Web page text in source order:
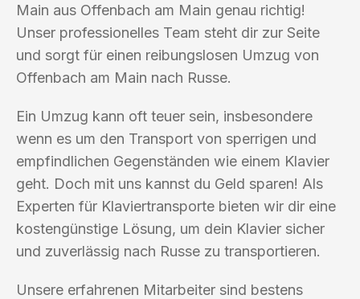
Main aus Offenbach am Main genau richtig!
Unser professionelles Team steht dir zur Seite
und sorgt für einen reibungslosen Umzug von
Offenbach am Main nach Russe.
Ein Umzug kann oft teuer sein, insbesondere
wenn es um den Transport von sperrigen und
empfindlichen Gegenständen wie einem Klavier
geht. Doch mit uns kannst du Geld sparen! Als
Experten für Klaviertransporte bieten wir dir eine
kostengünstige Lösung, um dein Klavier sicher
und zuverlässig nach Russe zu transportieren.
Unsere erfahrenen Mitarbeiter sind bestens